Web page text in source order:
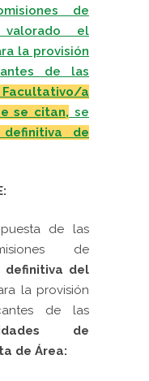
de
el
la provisión
de las
a
se citan, se
definitiva de
de las
de
definitiva del
la provisión
de las
de
de Área: